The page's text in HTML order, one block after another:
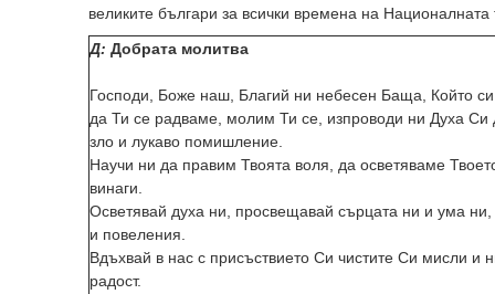
великите българи за всички времена на Националната
Д: Добрата молитва
Господи, Боже наш, Благий ни небесен Баща, Който
да Ти се радваме, молим Ти се, изпроводи ни Духа Си
зло и лукаво помишление.
Научи ни да правим Твоята воля, да осветяваме
винаги.
Осветявай духа ни, просвещавай сърцата ни и ума
и повеления.
Вдъхвай в нас с присъствието Си чистите Си мисли и
радост.